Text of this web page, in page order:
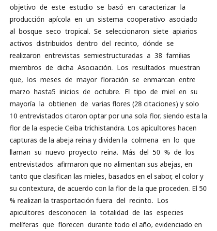
objetivo de este estudio se basó en caracterizar la
producción apícola en un sistema cooperativo asociado
al bosque seco tropical. Se seleccionaron siete apiarios
activos distribuidos dentro del recinto, dónde se
realizaron entrevistas semiestructuradas a 38 familias
miembros de dicha Asociación. Los resultados muestran
que, los meses de mayor floración se enmarcan entre
marzo hasta5 inicios de octubre. El tipo de miel en su
mayoría la obtienen de varias flores (28 citaciones) y solo
10 entrevistados citaron optar por una sola flor, siendo esta la
flor de la especie Ceiba trichistandra. Los apicultores hacen
capturas de la abeja reina y dividen la colmena en lo que
llaman su nuevo proyecto reina. Más del 50 % de los
entrevistados afirmaron que no alimentan sus abejas, en
tanto que clasifican las mieles, basados en el sabor, el color y
su contextura, de acuerdo con la flor de la que proceden. El 50
% realizan la trasportación fuera del recinto. Los
apicultores desconocen la totalidad de las especies
melíferas que florecen durante todo el año, evidenciado en